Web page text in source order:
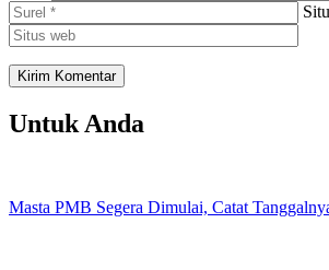
Untuk Anda
Masta PMB Segera Dimulai, Catat